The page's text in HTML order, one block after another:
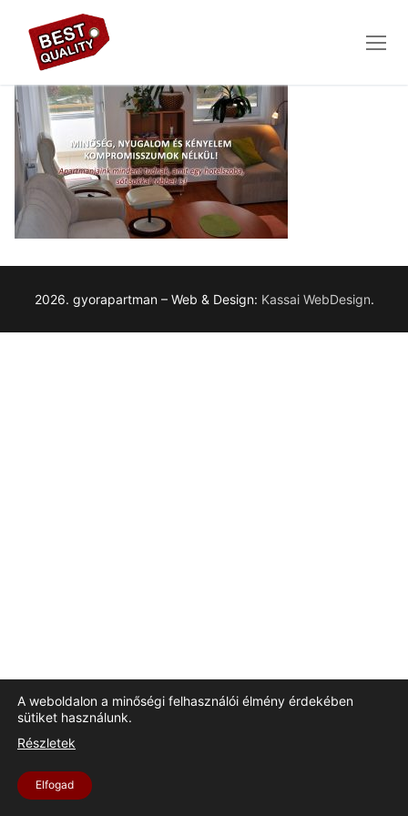
tartalomra
2026. gyorapartman – Web & Design: Kassai WebDesign.
A weboldalon a minőségi felhasználói élmény érdekében
sütiket használunk.
Részletek
Elfogad